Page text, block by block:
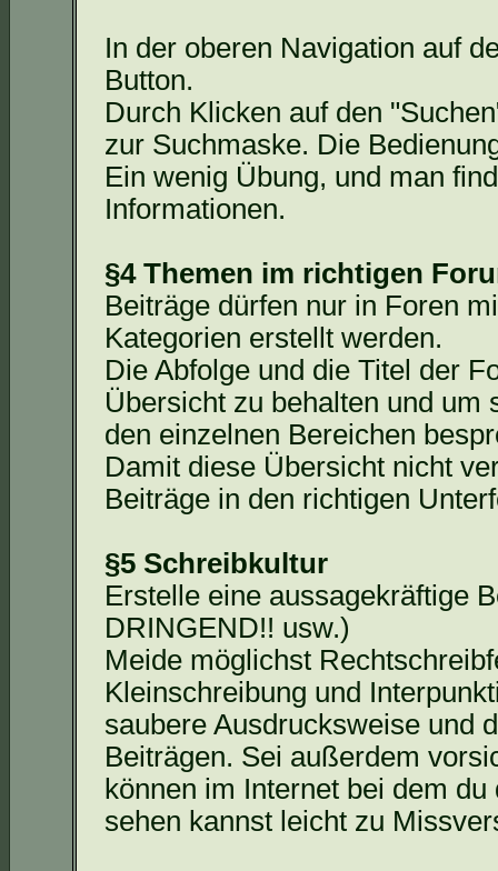
In der oberen Navigation auf
Button.
Durch Klicken auf den
zur Suchmaske. Die
Ein wenig Übung, und man
Informationen.
§4 Themen im richtigen
Beiträge dürfen nur in Foren
Kategorien erstellt werden.
Die Abfolge und die Titel der
Übersicht zu behalten und um
den einzelnen Bereichen
Damit diese Übersicht nicht
Beiträge in den richtigen
§5 Schreibkultur
Erstelle eine aussagekräftige
DRINGEND!! usw.)
Meide möglichst
Kleinschreibung und
saubere Ausdrucksweise und
Beiträgen. Sei außerdem
können im Internet bei dem
sehen kannst leicht zu